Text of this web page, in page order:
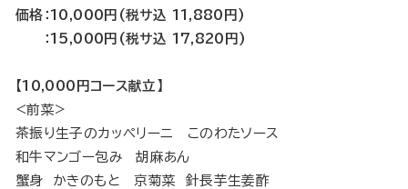
価格：10,000円(税サ込 11,880円)
：15,000円(税サ込 17,820円)
【10,000円コース献立】
<前菜>
茶振り生子のカッペリーニ このわたソース
和牛マンゴー包み 胡麻あん
蟹身 かきのもと 京菊菜 針長芋生姜酢